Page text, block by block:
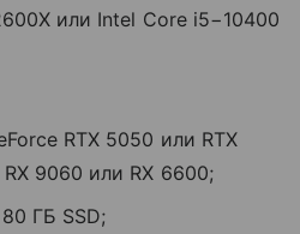
или Intel Core i5−10400
RTX 5050 или RTX
9060 или RX 6600;
ГБ SSD;